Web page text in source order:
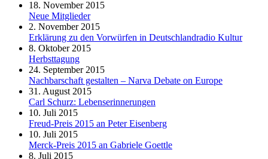
18. November 2015
Neue Mitglieder
2. November 2015
Erklärung zu den Vorwürfen in Deutschlandradio Kultur
8. Oktober 2015
Herbsttagung
24. September 2015
Nachbarschaft gestalten – Narva Debate on Europe
31. August 2015
Carl Schurz: Lebenserinnerungen
10. Juli 2015
Freud-Preis 2015 an Peter Eisenberg
10. Juli 2015
Merck-Preis 2015 an Gabriele Goettle
8. Juli 2015